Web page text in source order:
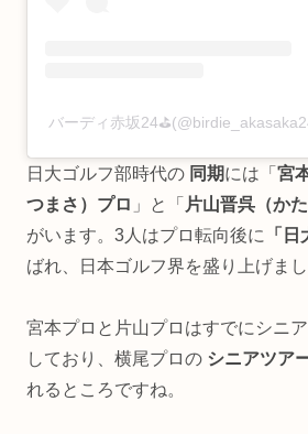
バーディ赤坂
日大ゴルフ部時代の 同期には「 宮
つまさ）プロ 」と「 片山晋呉（か
がいます。3人はプロ転向後に
「
ばれ、日本ゴルフ界を盛り上げまし
宮本プロと片山プロはすでにシニ
しており、横尾プロの シニアツア
れるところですね。